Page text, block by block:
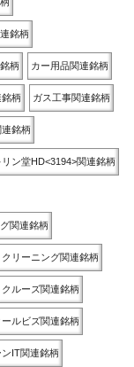
銘柄
柄 カー用品関連銘柄
銘柄 ガス工事関連銘柄
連銘柄
リン堂HD<3194>関連銘柄
関連銘柄
クリーニング関連銘柄
クルーズ関連銘柄
ールビズ関連銘柄
ンIT関連銘柄